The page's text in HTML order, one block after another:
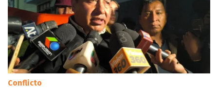
Conflicto